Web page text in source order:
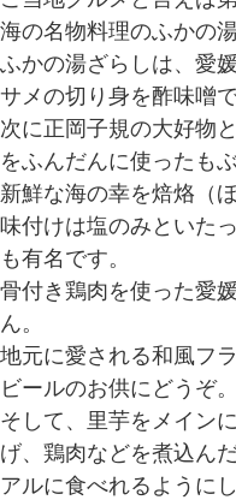
海の名物料理のふかの
ふかの湯ざらしは、愛
サメの切り身を酢味噌
次に正岡子規の大好物
をふんだんに使ったも
新鮮な海の幸を焙烙（
味付けは塩のみといた
も有名です。
骨付き鶏肉を使った愛
ん。
地元に愛される和風フ
ビールのお供にどうぞ。
そして、里芋をメイン
げ、鶏肉などを煮込ん
アルに食べれるように